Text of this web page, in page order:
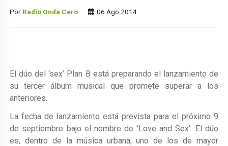
Por Radio Onda Cero 06 Ago 2014
El dúo del ‘sex’ Plan B está preparando el lanzamiento de
su tercer álbum musical que promete superar a los
anteriores.
La fecha de lanzamiento está prevista para el próximo 9
de septiembre bajo el nombre de ‘Love and Sex’. El dúo
es, dentro de la música urbana, uno de los de mayor